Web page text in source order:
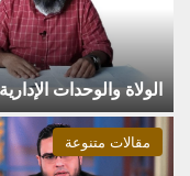
الولاة والوحدات الإدارية
مقالات متنوعة